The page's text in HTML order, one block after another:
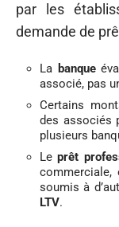
par les
demande de
La banque
associé, pas
Certains
des associés
plusieurs
Leprêt
commerciale,
soumis à
LTV.